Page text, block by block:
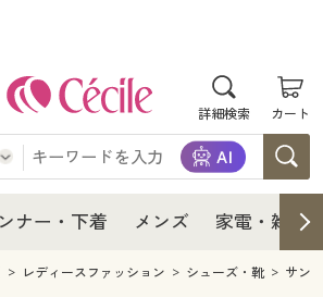
詳細検索 カート
ン
べて
ナー・下着 メンズ 家電・雑貨
て
ョンべて
レディースファッション シューズ・靴 サン